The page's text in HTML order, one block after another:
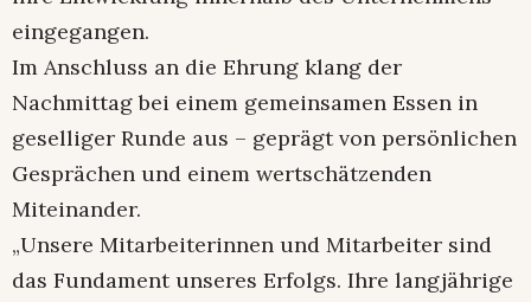
eingegangen.
Im Anschluss an die Ehrung klang der
Nachmittag bei einem gemeinsamen Essen in
geselliger Runde aus – geprägt von persönlichen
Gesprächen und einem wertschätzenden
Miteinander.
„Unsere Mitarbeiterinnen und Mitarbeiter sind
das Fundament unseres Erfolgs. Ihre langjährige